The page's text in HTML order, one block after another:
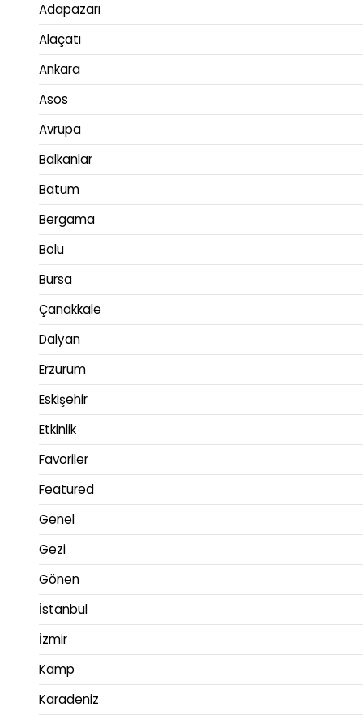
Adapazarı
Alaçatı
Ankara
Asos
Avrupa
Balkanlar
Batum
Bergama
Bolu
Bursa
Çanakkale
Dalyan
Erzurum
Eskişehir
Etkinlik
Favoriler
Featured
Genel
Gezi
Gönen
İstanbul
İzmir
Kamp
Karadeniz